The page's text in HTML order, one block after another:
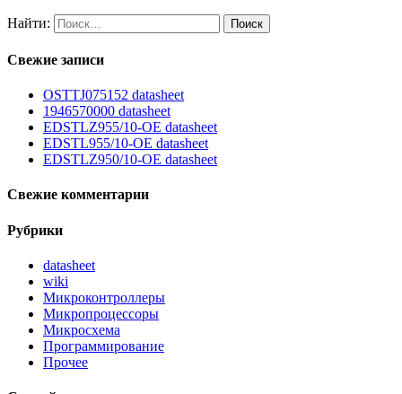
Найти:
Свежие записи
OSTTJ075152 datasheet
1946570000 datasheet
EDSTLZ955/10-OE datasheet
EDSTL955/10-OE datasheet
EDSTLZ950/10-OE datasheet
Свежие комментарии
Рубрики
datasheet
wiki
Микроконтроллеры
Микропроцессоры
Микросхема
Программирование
Прочее